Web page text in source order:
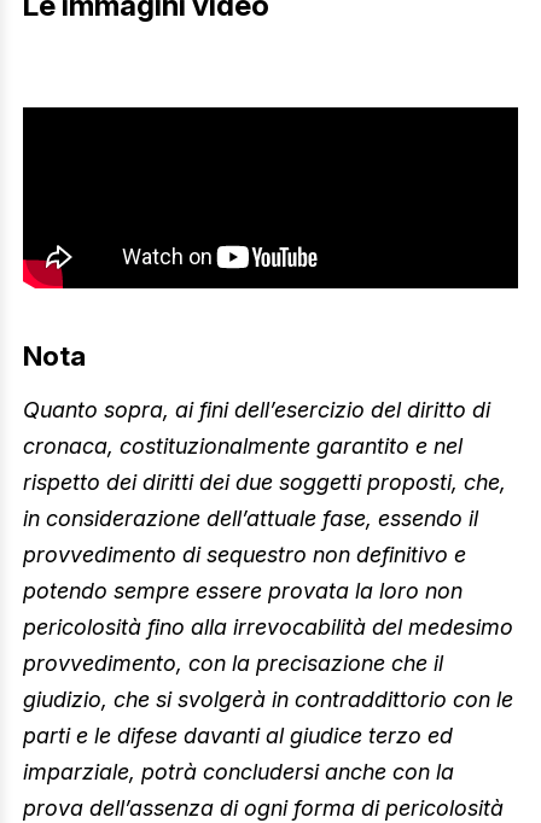
Nota
Quanto sopra, ai fini dell’esercizio del diritto di
cronaca, costituzionalmente garantito e nel
rispetto dei diritti dei due soggetti proposti, che,
in considerazione dell’attuale fase, essendo il
provvedimento di sequestro non definitivo e
potendo sempre essere provata la loro non
pericolosità fino alla irrevocabilità del medesimo
provvedimento, con la precisazione che il
giudizio, che si svolgerà in contraddittorio con le
parti e le difese davanti al giudice terzo ed
imparziale, potrà concludersi anche con la
prova dell’assenza di ogni forma di pericolosità